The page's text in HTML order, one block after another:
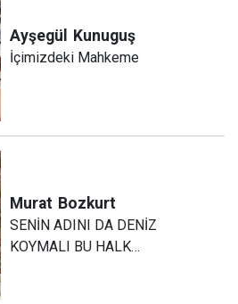
Ayşegül Kunuguş
İçimizdeki Mahkeme
Murat Bozkurt
SENİN ADINI DA DENİZ
KOYMALI BU HALK…